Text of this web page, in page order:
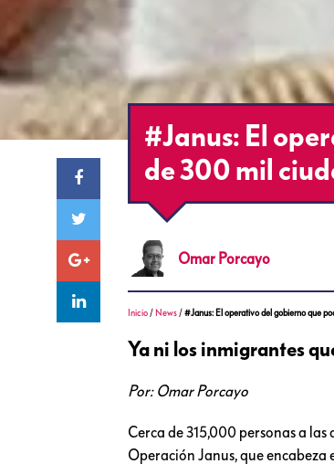
#Janus: El
de 300 mil
Omar Porcayo
Inicio / News /#Janus: El operativo del gobierno que
Ya ni los inmigrantes
Por: Omar Porcayo
Cerca de 315,000 personas a
Operación Janus, que encabeza